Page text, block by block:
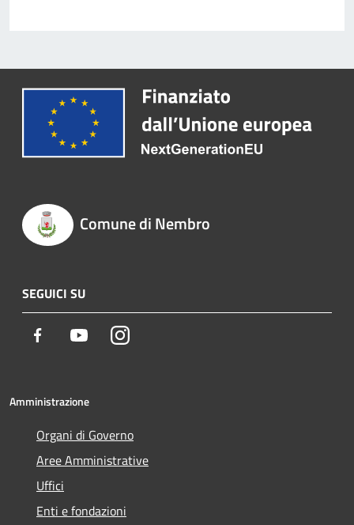
Comune di Nembro
SEGUICI SU
Facebook YoutubeInstagram
Amministrazione
Organi di Governo
Aree Amministrative
Uffici
Enti e fondazioni